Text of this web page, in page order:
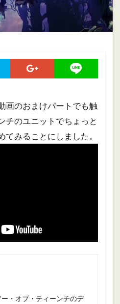
画のおまけパートでも触
チのユニットでちょっと
みることにしました。
・オブ・ティーンチのデ
報 自作PC 雑記
検索